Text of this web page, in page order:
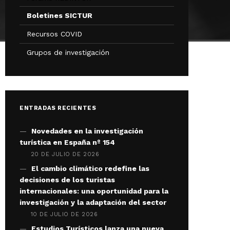
Boletines SICTUR
Recursos COVID
Grupos de investigación
ENTRADAS RECIENTES
Novedades en la investigación
turística en España nº 154
20 DE JULIO DE 2026
El cambio climático redefine las
decisiones de los turistas
internacionales: una oportunidad para la
investigación y la adaptación del sector
10 DE JULIO DE 2026